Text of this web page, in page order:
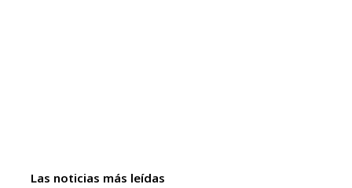
Las noticias más leídas